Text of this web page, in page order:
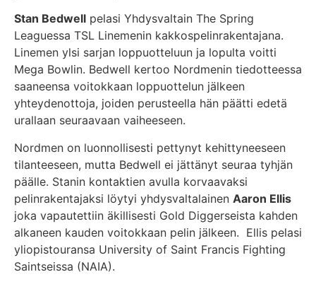
Stan Bedwell pelasi Yhdysvaltain The Spring
Leaguessa TSL Linemenin kakkospelinrakentajana.
Linemen ylsi sarjan loppuotteluun ja lopulta voitti
Mega Bowlin. Bedwell kertoo Nordmenin tiedotteessa
saaneensa voitokkaan loppuottelun jälkeen
yhteydenottoja, joiden perusteella hän päätti edetä
urallaan seuraavaan vaiheeseen.
Nordmen on luonnollisesti pettynyt kehittyneeseen
tilanteeseen, mutta Bedwell ei jättänyt seuraa tyhjän
päälle. Stanin kontaktien avulla korvaavaksi
pelinrakentajaksi löytyi yhdysvaltalainen Aaron Ellis
joka vapautettiin äkillisesti Gold Diggerseista kahden
alkaneen kauden voitokkaan pelin jälkeen. Ellis pelasi
yliopistouransa University of Saint Francis Fighting
Saintseissa (NAIA).